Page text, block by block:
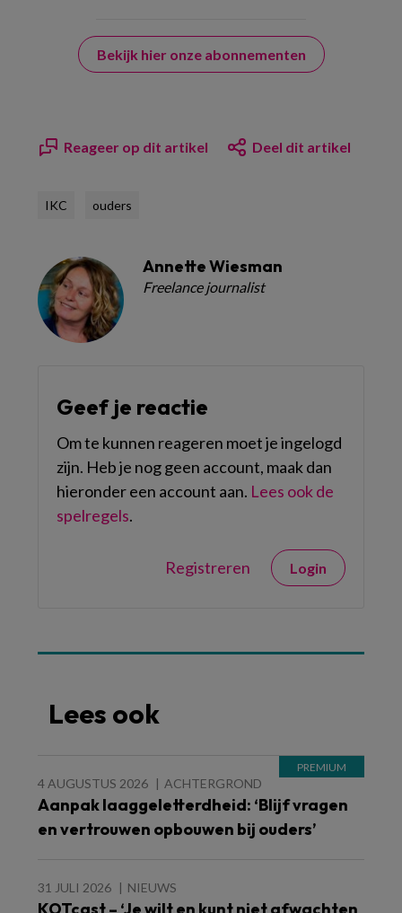
Bekijk hier onze abonnementen
Reageer op dit artikel Deel dit artikel
IKC ouders
Annette Wiesman
Freelance journalist
Geef je reactie
Om te kunnen reageren moet je ingelogd
zijn. Heb je nog geen account, maak dan
hieronder een account aan. Lees ook de
spelregels.
Registreren Login
Lees ook
4 AUGUSTUS 2026 ACHTERGROND
Aanpak laaggeletterdheid: ‘Blijf vragen
en vertrouwen opbouwen bij ouders’
31 JULI 2026 NIEUWS